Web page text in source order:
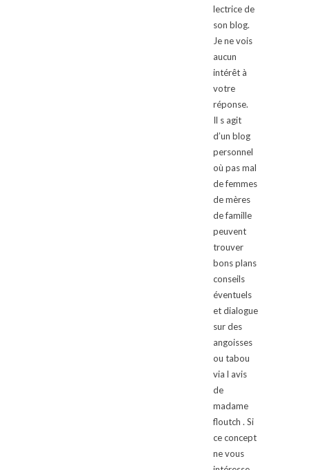
lectrice de
son blog.
Je ne vois
aucun
intérêt à
votre
réponse.
Il s agit
d’un blog
personnel
où pas mal
de femmes
de mères
de famille
peuvent
trouver
bons plans
conseils
éventuels
et dialogue
sur des
angoisses
ou tabou
via l avis
de
madame
floutch . Si
ce concept
ne vous